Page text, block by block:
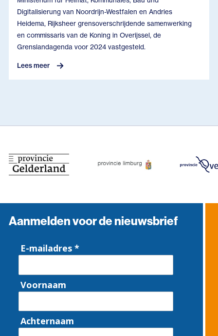
Digitalisierung van Noordrijn-Westfalen en Andries
Heidema, Rijksheer grensoverschrijdende samenwerking
en commissaris van de Koning in Overijssel, de
Grenslandagenda voor 2024 vastgesteld.
Lees meer
Aanmelden voor de nieuwsbrief
E-mailadres *
Voornaam
Achternaam